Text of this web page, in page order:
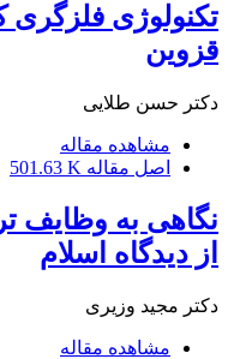
تکنولوژی
قزوین
دکتر حسن طلایی
مشاهده مقاله
اصل مقاله 501.63 K
نگاهی به وظایف
از دیدگاه اسلام
دکتر مجید وزیری
مشاهده مقاله